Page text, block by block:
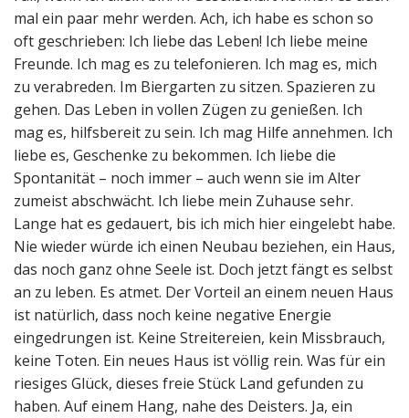
mal ein paar mehr werden. Ach, ich habe es schon so
oft geschrieben: Ich liebe das Leben! Ich liebe meine
Freunde. Ich mag es zu telefonieren. Ich mag es, mich
zu verabreden. Im Biergarten zu sitzen. Spazieren zu
gehen. Das Leben in vollen Zügen zu genießen. Ich
mag es, hilfsbereit zu sein. Ich mag Hilfe annehmen. Ich
liebe es, Geschenke zu bekommen. Ich liebe die
Spontanität – noch immer – auch wenn sie im Alter
zumeist abschwächt. Ich liebe mein Zuhause sehr.
Lange hat es gedauert, bis ich mich hier eingelebt habe.
Nie wieder würde ich einen Neubau beziehen, ein Haus,
das noch ganz ohne Seele ist. Doch jetzt fängt es selbst
an zu leben. Es atmet. Der Vorteil an einem neuen Haus
ist natürlich, dass noch keine negative Energie
eingedrungen ist. Keine Streitereien, kein Missbrauch,
keine Toten. Ein neues Haus ist völlig rein. Was für ein
riesiges Glück, dieses freie Stück Land gefunden zu
haben. Auf einem Hang, nahe des Deisters. Ja, ein